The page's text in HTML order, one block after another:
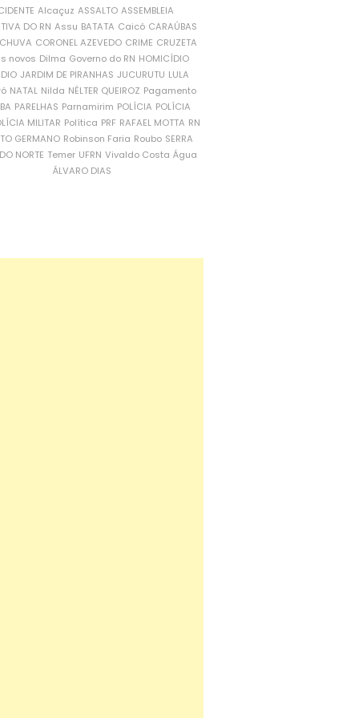
Alcaçuz ASSALTO ASSEMBLEIA
DO RN Assu BATATA Caicó CARAÚBAS
CORONEL AZEVEDO CRIME CRUZETA
novos Dilma Governo do RN HOMICÍDIO
JARDIM DE PIRANHAS JUCURUTU LULA
NATAL Nilda NÉLTER QUEIROZ Pagamento
PARELHAS Parnamirim POLÍCIA POLÍCIA
MILITAR Política PRF RAFAEL MOTTA RN
GERMANO Robinson Faria Roubo SERRA
NORTE Temer UFRN Vivaldo Costa Água
ÁLVARO DIAS